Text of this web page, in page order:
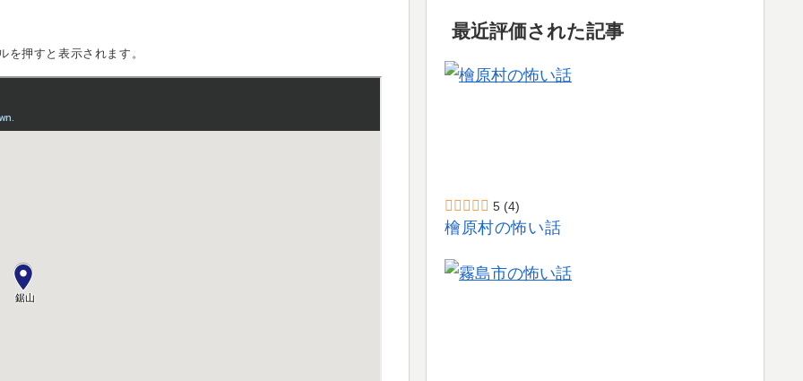
を押すと表示されます。
最近評価された記事
5 (4)
檜原村の怖い話